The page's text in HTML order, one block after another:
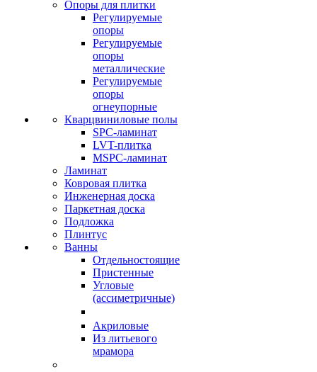
Опоры для плитки
Регулируемые
опоры
Регулируемые
опоры
металлические
Регулируемые
опоры
огнеупорные
Кварцвиниловые полы
SPC-ламинат
LVT-плитка
MSPC-ламинат
Ламинат
Ковровая плитка
Инженерная доска
Паркетная доска
Подложка
Плинтус
Ванны
Отдельностоящие
Пристенные
Угловые
(ассиметричные)
Акриловые
Из литьевого
мрамора